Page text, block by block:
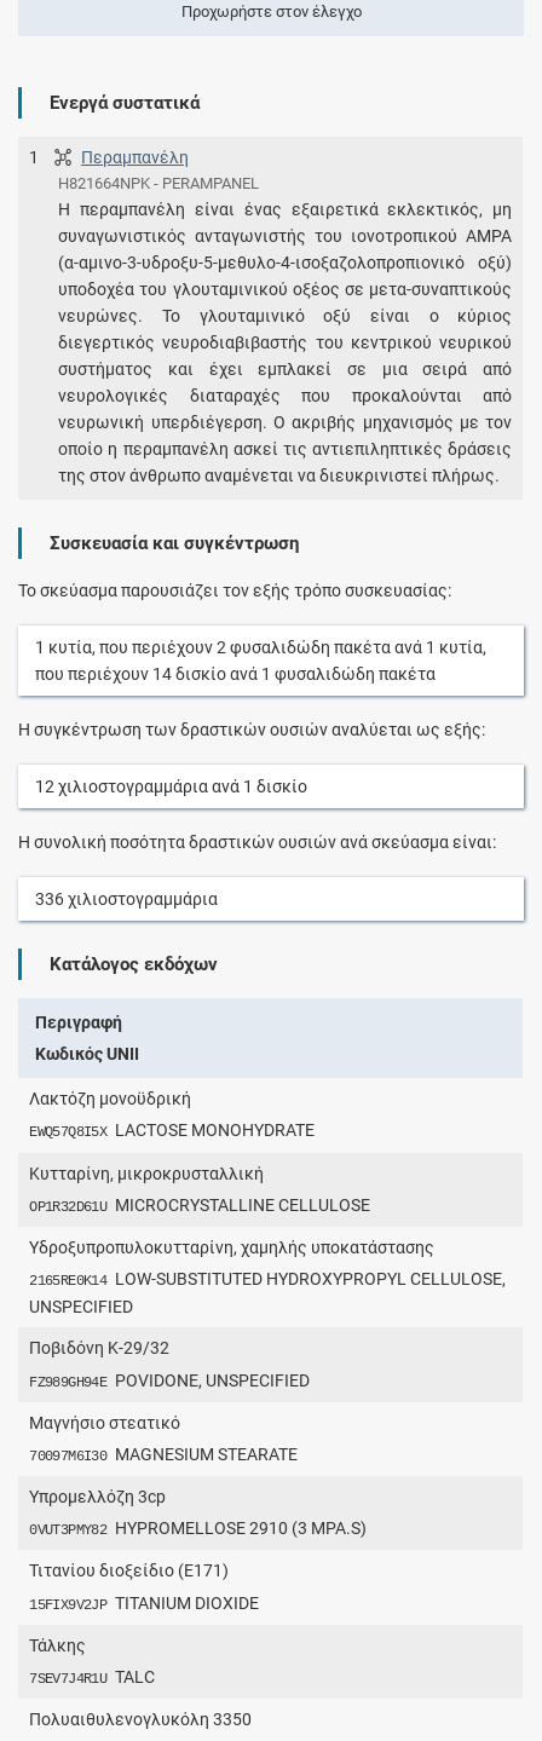
Προχωρήστε στον έλεγχο
Ενεργά συστατικά
1 Περαμπανέλη
H821664NPK - PERAMPANEL
Η περαμπανέλη είναι ένας εξαιρετικά εκλεκτικός, μη
συναγωνιστικός ανταγωνιστής του ιονοτροπικού AMPA
(α-αμινο-3-υδροξυ-5-μεθυλο-4-ισοξαζολοπροπιονικό οξύ)
υποδοχέα του γλουταμινικού οξέος σε μετα-συναπτικούς
νευρώνες. Το γλουταμινικό οξύ είναι ο κύριος
διεγερτικός νευροδιαβιβαστής του κεντρικού νευρικού
συστήματος και έχει εμπλακεί σε μια σειρά από
νευρολογικές διαταραχές που προκαλούνται από
νευρωνική υπερδιέγερση. Ο ακριβής μηχανισμός με τον
οποίο η περαμπανέλη ασκεί τις αντιεπιληπτικές δράσεις
της στον άνθρωπο αναμένεται να διευκρινιστεί πλήρως.
Συσκευασία και συγκέντρωση
Το σκεύασμα παρουσιάζει τον εξής τρόπο συσκευασίας:
1 κυτία, που περιέχουν2 φυσαλιδώδη πακέταανά 1 κυτία,
που περιέχουν 14δισκίοανά 1 φυσαλιδώδη πακέτα
Η συγκέντρωση των δραστικών ουσιών αναλύεται ως εξής:
12 χιλιοστογραμμάριαανά 1 δισκίο
Η συνολική ποσότητα δραστικών ουσιών ανά σκεύασμα είναι:
336χιλιοστογραμμάρια
Κατάλογος εκδόχων
Περιγραφή
Κωδικός UNII
Λακτόζη μονοϋδρική
EWQ57Q8I5X LACTOSE MONOHYDRATE
Κυτταρίνη, μικροκρυσταλλική
OP1R32D61U MICROCRYSTALLINE CELLULOSE
Υδροξυπροπυλοκυτταρίνη, χαμηλής υποκατάστασης
2165RE0K14 LOW-SUBSTITUTED HYDROXYPROPYL CELLULOSE,
UNSPECIFIED
Ποβιδόνη K-29/32
FZ989GH94E POVIDONE, UNSPECIFIED
Μαγνήσιο στεατικό
70097M6I30 MAGNESIUM STEARATE
Υπρομελλόζη 3cp
0VUT3PMY82 HYPROMELLOSE 2910 (3 MPA.S)
Τιτανίου διοξείδιο (Ε171)
15FIX9V2JP TITANIUM DIOXIDE
Τάλκης
7SEV7J4R1U TALC
Πολυαιθυλενογλυκόλη 3350